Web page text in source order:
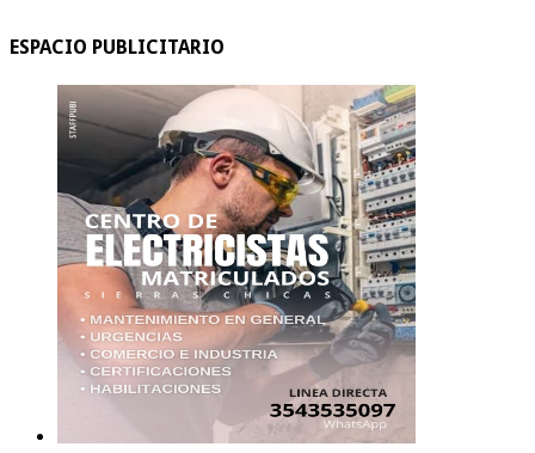
ESPACIO PUBLICITARIO